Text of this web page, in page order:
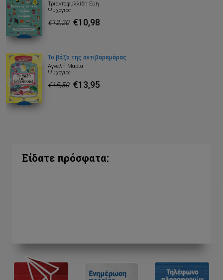
Τριανταφυλλίδη Εύη
Ψυχογιός
€12,20 €10,98
Το βάζο της αντιβαρεμάρας
Αγγελή Μαρία
Ψυχογιός
€15,50 €13,95
Είδατε πρόσφατα: